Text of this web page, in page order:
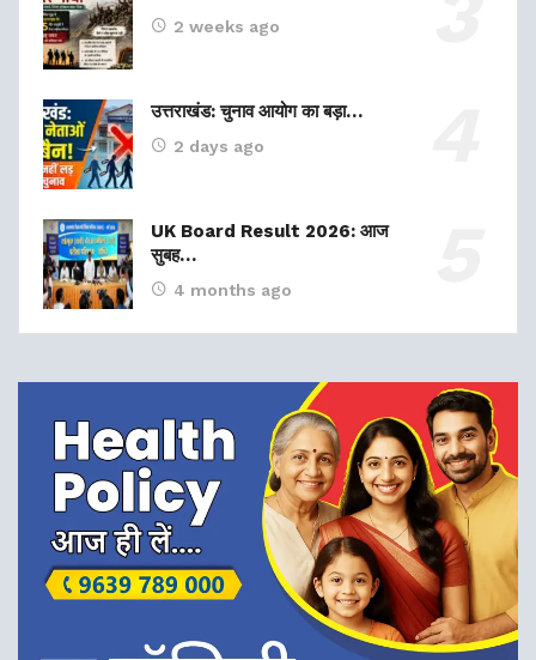
2 weeks ago
उत्तराखंड: चुनाव आयोग का बड़ा…
2 days ago
UK Board Result 2026: आज
सुबह…
4 months ago